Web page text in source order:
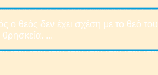
ο θεός δεν έχει σχέση με το θεό του
...